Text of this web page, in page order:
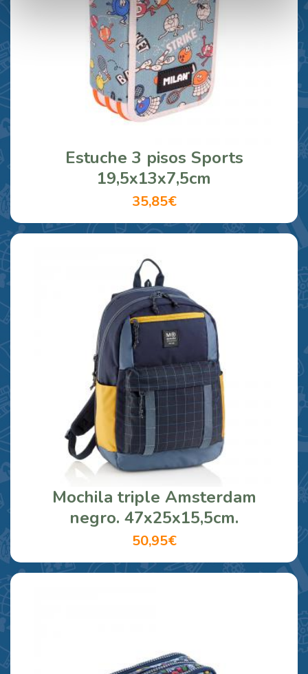
Estuche 3 pisos Sports
19,5x13x7,5cm
35,85€
Mochila triple Amsterdam
negro. 47x25x15,5cm.
50,95€